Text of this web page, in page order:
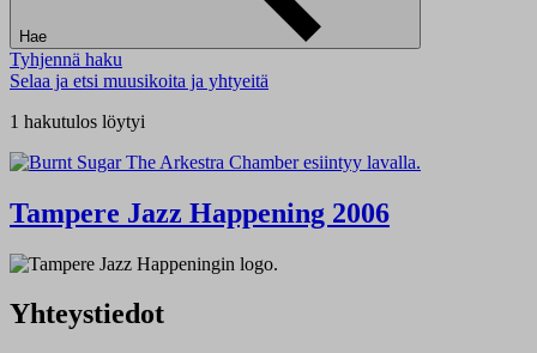
Hae
Tyhjennä haku
Selaa ja etsi muusikoita ja yhtyeitä
1 hakutulos löytyi
Tampere Jazz Happening 2006
Yhteystiedot